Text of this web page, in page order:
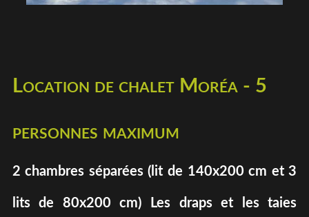
Location de chalet Moréa - 5
personnes maximum
2 chambres séparées (lit de 140x200 cm et 3
lits de 80x200 cm) Les draps et les taies